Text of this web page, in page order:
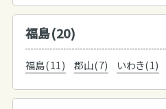
福島(20)
福島(11) 郡山(7) いわき(1)